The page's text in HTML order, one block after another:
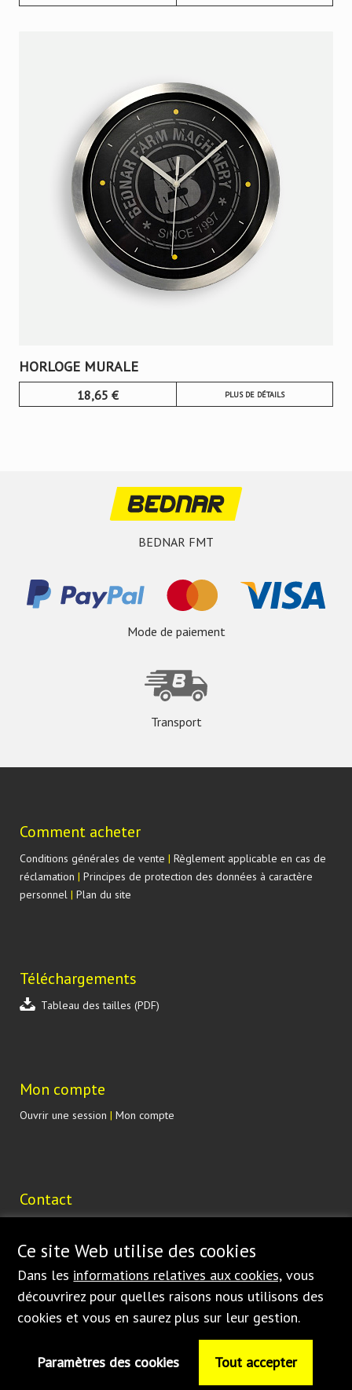
HORLOGE MURALE
18,65 € PLUS DE DÉTAILS
BEDNAR FMT
Mode de paiement
Transport
Comment acheter
Conditions générales de vente | Règlement applicable en cas de
réclamation | Principes de protection des données à caractère
personnel | Plan du site
Téléchargements
Tableau des tailles (PDF)
Mon compte
Ouvrir une session | Mon compte
Contact
190 17 Praha 9 Vinoř
ČESKÁ REPUBLIKA
shop@bednar.com
© 1997-2026 BEDNAR • FMT s.r.o. • Dlouhá Ves 188 • 516 01 Rychnov nad
Ce site Web utilise des cookies
Dans les informations relatives aux cookies, vous
découvrirez pour quelles raisons nous utilisons des
cookies et vous en saurez plus sur leur gestion.
Paramètres des cookies Tout accepter